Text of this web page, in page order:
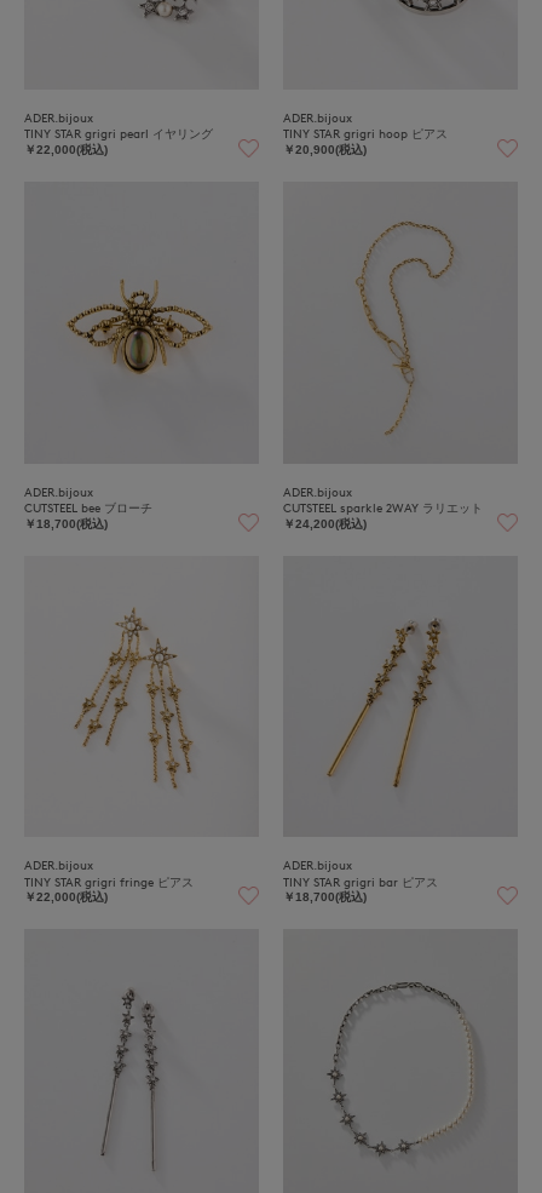
ADER.bijoux
TINY STAR grigri pearl イヤリング
￥22,000(税込)
ADER.bijoux
TINY STAR grigri hoop ピアス
￥20,900(税込)
ADER.bijoux
CUTSTEEL bee ブローチ
￥18,700(税込)
ADER.bijoux
CUTSTEEL sparkle 2WAY ラリエット
￥24,200(税込)
ADER.bijoux
TINY STAR grigri fringe ピアス
￥22,000(税込)
ADER.bijoux
TINY STAR grigri bar ピアス
￥18,700(税込)